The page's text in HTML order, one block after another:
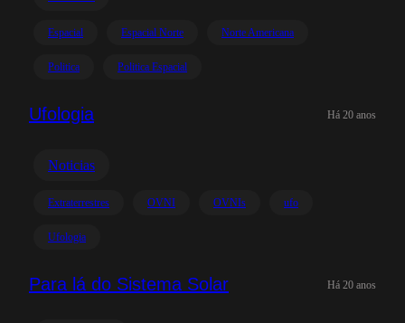
Espacial Espacial Norte Norte Americana
Politica Politica Espacial
Ufologia Há 20 anos
Noticias
Extraterrestres OVNI OVNIs ufo
Ufologia
Para lá do Sistema Solar Há 20 anos